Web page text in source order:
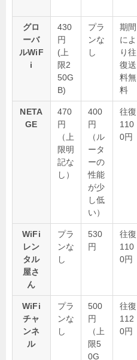
グロ
ーバ
ルWiF
i
430
円
(上
限2
50G
B)
プラ
ンな
し
期間
によ
り往
復送
料無
料
NETA
GE
470
円
（上
限明
記な
し）
400
円
（ル
ータ
ーの
性能
が少
し低
い）
往復
110
0円
WiFi
レン
タル
屋さ
ん
プラ
ンな
し
530
円
往復
110
0円
WiFi
チャ
ンネ
ル
プラ
ンな
し
500
円
（上
限5
0G
往復
112
0円